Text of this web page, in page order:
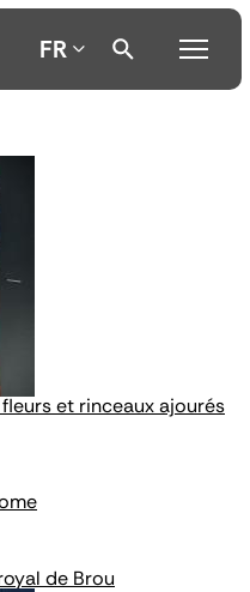
FR
et rinceaux ajourés
de Brou